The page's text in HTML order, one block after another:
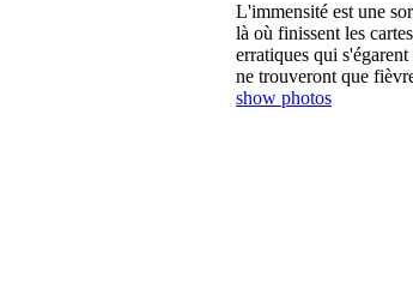
L'immensité est une
là où finissent les
erratiques qui
ne trouveront que
show photos